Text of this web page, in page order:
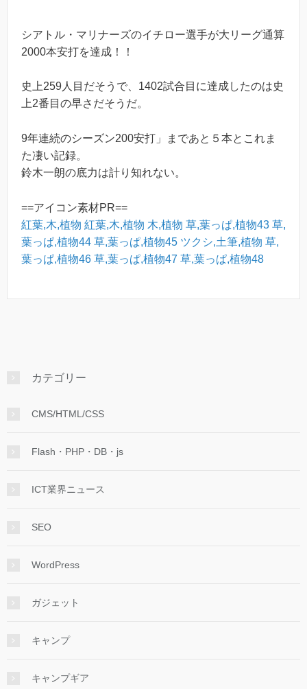
シアトル・マリナーズのイチロー選手が大リーグ通算
2000本安打を達成！！
史上259人目だそうで、1402試合目に達成したのは史
上2番目の早さだそうだ。
9年連続のシーズン200安打」まであと５本とこれま
た凄い記録。
鈴木一朗の底力は計り知れない。
==アイコン素材PR==
紅葉,木,植物 紅葉,木,植物 木,植物 草,葉っぱ,植物43 草,
葉っぱ,植物44 草,葉っぱ,植物45 ツクシ,土筆,植物 草,
葉っぱ,植物46 草,葉っぱ,植物47 草,葉っぱ,植物48
カテゴリー
CMS/HTML/CSS
Flash・PHP・DB・js
ICT業界ニュース
SEO
WordPress
ガジェット
キャンプ
キャンプギア